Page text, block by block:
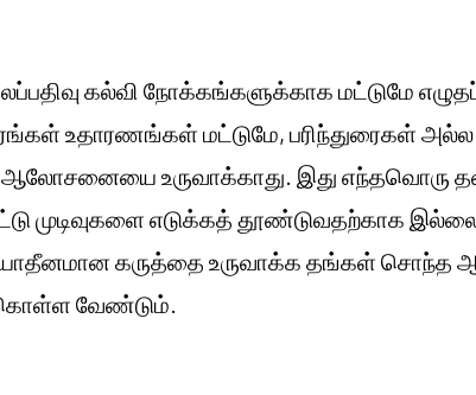
கல்வி நோக்கங்களுக்காக மட்டுமே
உதாரணங்கள் மட்டுமே, பரிந்துரைகள்
ஆலோசனையை உருவாக்காது. இது எந்தவொரு
முடிவுகளை எடுக்கத் தூண்டுவதற்காக
சுயாதீனமான கருத்தை உருவாக்க தங்கள் சொந்த
வேண்டும்.